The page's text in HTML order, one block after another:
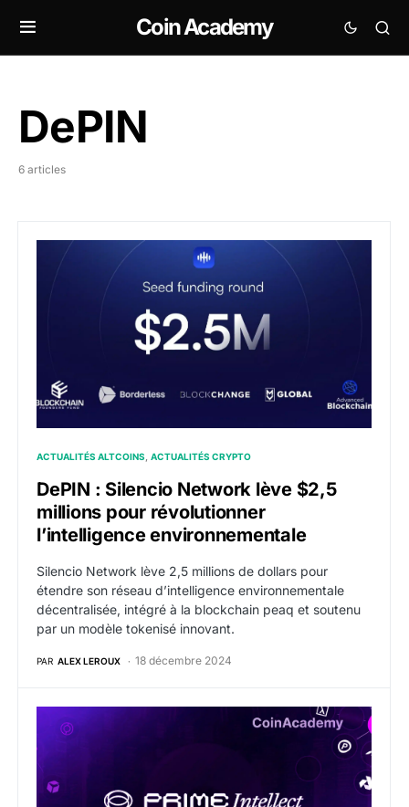
Coin Academy
DePIN
6 articles
DePIN : Silencio Network lève $2,5 millions pour
ACTUALITÉS ALTCOINS ACTUALITÉS CRYPTO
DePIN : Silencio Network lève $2,5
millions pour révolutionner
l’intelligence environnementale
Silencio Network lève 2,5 millions de dollars pour
étendre son réseau d’intelligence environnementale
décentralisée, intégré à la blockchain peaq et soutenu
par un modèle tokenisé innovant.
PAR ALEX LEROUX 18 décembre 2024
Prime Intellect – L’infrastructure dédiée au